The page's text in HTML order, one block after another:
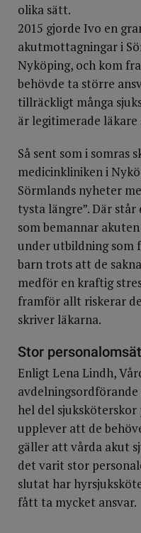
olika sätt.
2015 gjorde Ivo en
akutmottagningar i
Nyköping, och kom
behövde ta större
tillräckligt många
är legitimerade
Så sent som i somras
medicinkliniken i
Sörmlands nyheter
tysta längre”. Där
som bemannar
under utbildning som
barn trots att de
medför en kraftig
framför allt riskerar
skriver läkarna.
Stor
Enligt Lena Lindh,
hel del
upplever att de
gäller att vårda akut
det varit stor
slutat har
fått ta mycket ansvar.